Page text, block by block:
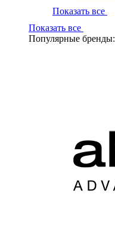
Показать все
Показать все
Популярные бренды: